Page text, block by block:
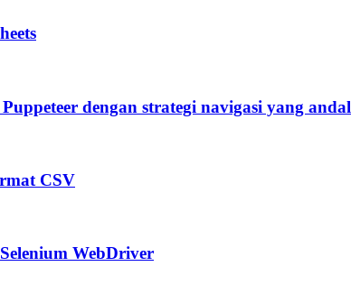
dengan strategi navigasi yang andal
CSV
WebDriver